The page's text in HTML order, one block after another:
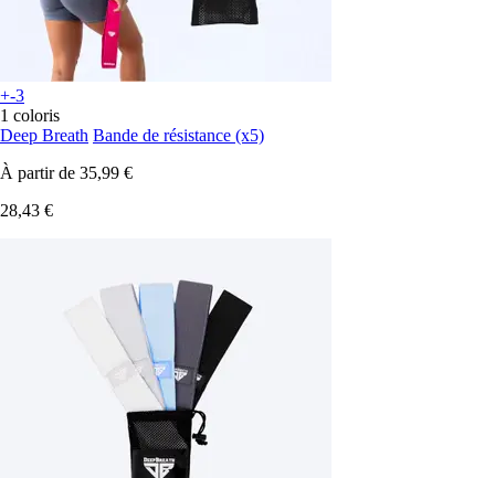
+-3
1 coloris
Deep Breath Bande de résistance (x5)
À partir de 35,99 €
28,43 €